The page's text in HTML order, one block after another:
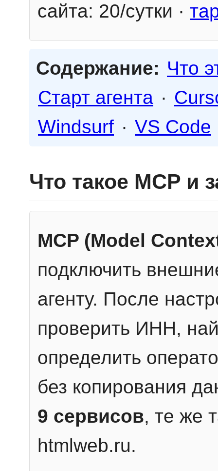
сайта: 20/сутки ·
Содержание: Что
Старт агента ·
Windsurf · VS Code
Что такое MCP и
MCP (Model
подключить
агенту. После
проверить ИНН,
определить
без копирования
9 сервисов, те же
htmlweb.ru.